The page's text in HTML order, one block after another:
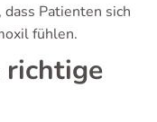
Patienten sich
fühlen.
richtige